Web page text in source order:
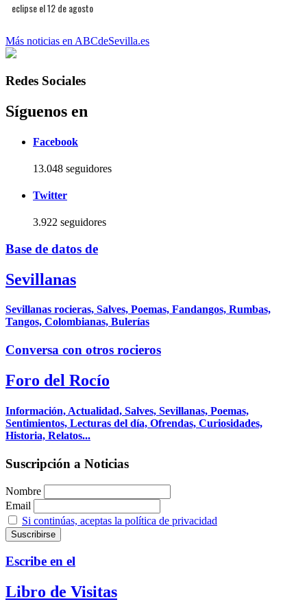
eclipse el 12 de agosto
Más noticias en ABCdeSevilla.es
Redes Sociales
Síguenos en
Facebook
13.048 seguidores
Twitter
3.922 seguidores
Base de datos de
Sevillanas
Sevillanas rocieras, Salves, Poemas, Fandangos, Rumbas,
Tangos, Colombianas, Bulerías
Conversa con otros rocieros
Foro del Rocío
Información, Actualidad, Salves, Sevillanas, Poemas,
Sentimientos, Lecturas del día, Ofrendas, Curiosidades,
Historia, Relatos...
Suscripción a Noticias
Nombre
Email
Si continúas, aceptas la política de privacidad
Escribe en el
Libro de Visitas